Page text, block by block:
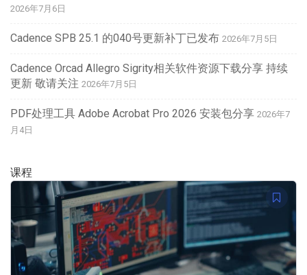
2026年7月6日
Cadence SPB 25.1 的040号更新补丁已发布 2026年7月5日
Cadence Orcad Allegro Sigrity相关软件资源下载分享 持续
更新 敬请关注 2026年7月5日
PDF处理工具 Adobe Acrobat Pro 2026 安装包分享 2026年7
月4日
课程